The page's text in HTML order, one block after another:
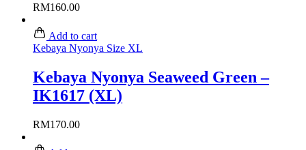
RM160.00
Add to cart
Kebaya Nyonya Size XL
Kebaya Nyonya Seaweed Green –
IK1617 (XL)
RM170.00